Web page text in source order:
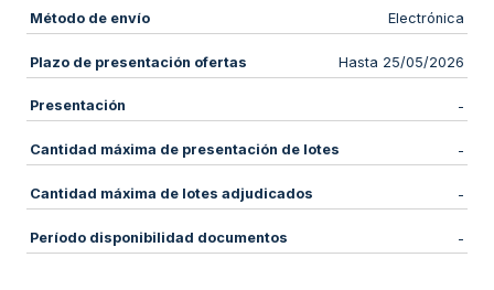
Método de envío Electrónica
Plazo de presentación ofertas Hasta 25/05/2026
Presentación -
Cantidad máxima de presentación de lotes -
Cantidad máxima de lotes adjudicados -
Período disponibilidad documentos -